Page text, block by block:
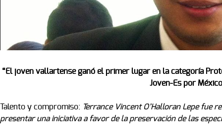
“El joven vallartense ganó el primer lugar en la categoría
Joven-Es por
Talento y compromiso: Terrance Vincent O’Halloran Lepe fue
presentar una iniciativa a favor de la preservación de las